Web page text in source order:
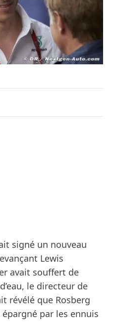
signé un nouveau
Lewis
avait souffert de
le directeur de
révélé que Rosberg
par les ennuis